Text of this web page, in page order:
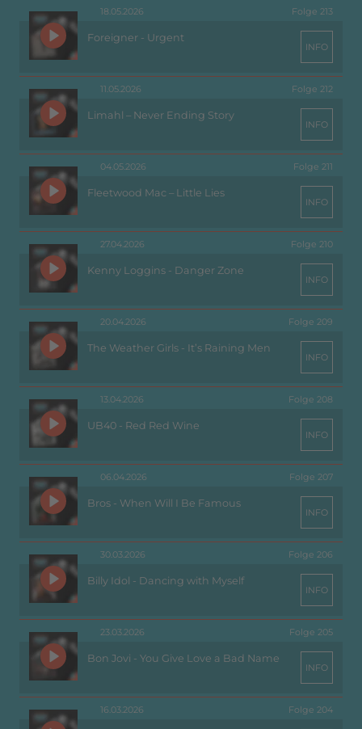
18.05.2026 Folge 213
Foreigner - Urgent
INFO
11.05.2026 Folge 212
Limahl – Never Ending Story
INFO
04.05.2026 Folge 211
Fleetwood Mac – Little Lies
INFO
27.04.2026 Folge 210
Kenny Loggins - Danger Zone
INFO
20.04.2026 Folge 209
The Weather Girls - It’s Raining Men
INFO
13.04.2026 Folge 208
UB40 - Red Red Wine
INFO
06.04.2026 Folge 207
Bros - When Will I Be Famous
INFO
30.03.2026 Folge 206
Billy Idol - Dancing with Myself
INFO
23.03.2026 Folge 205
Bon Jovi - You Give Love a Bad Name
INFO
16.03.2026 Folge 204